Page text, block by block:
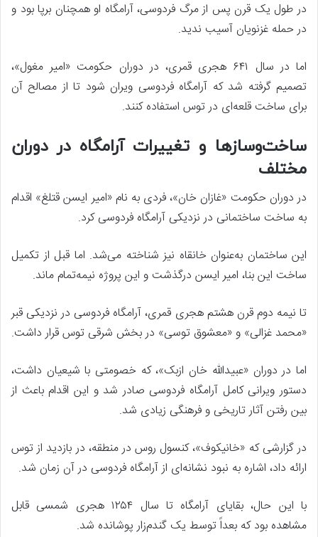
در طول یک قرن پس از مرگ فردوسی، آرامگاه او همچنان برپا بود و
در حمله غزنویان آسیب ندید.
اما در سال ۶۴۱ هجری قمری، در دوران حکومت «امیر مغول»،
تصمیم گرفته شد که آرامگاه فردوسی ویران شود تا از مصالح آن
برای ساخت قلعه‌ای در توس استفاده کنند.
ساخت‌وسازها و تغییرات آرامگاه در دوران
مختلف
در دوران حکومت «غازان خان»، فردی به نام «امیر ایسن قتلغ» اقدام
به ساخت ساختمانی در نزدیکی آرامگاه فردوسی کرد.
این ساختمان به‌عنوان خانقاه نیز شناخته می‌شد. اما قبل از تکمیل
ساخت این بنا، امیر ایسن درگذشت و این پروژه نیمه‌تمام ماند.
تا نیمه دوم قرن هشتم هجری قمری، آرامگاه فردوسی در نزدیکی قبر
«محمد غزالی» و «معشوق توسی» در بخش شرقی توس قرار داشت.
اما در دوران «عبیدالله خان ازبک»، که خصومتی با شیعیان داشت،
دستور ویرانی کامل آرامگاه فردوسی صادر شد و این اقدام باعث از
بین رفتن آثار تاریخی و فرهنگی زیادی شد.
در گزارشی که «خانیکوف»، کنسول روس در منطقه، در بازدید از توس
ارائه داد، اشاره به نبود نشانه‌ای از آرامگاه فردوسی در آن زمان شد.
با این حال، بقایای آرامگاه تا سال ۱۲۵۴ هجری شمسی قابل
مشاهده بود که بعداً توسط یک گندم‌زار پوشانده شد.